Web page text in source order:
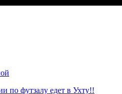
по футзалу едет в Ухту!!